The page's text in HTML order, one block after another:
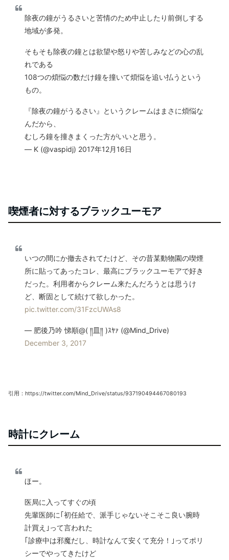
除夜の鐘がうるさいと苦情のため中止したり前倒しする
地域が多発。
そもそも除夜の鐘とは欲望や怒りや苦しみなどの心の乱
れである
108つの煩悩の数だけ鐘を撞いて煩悩を追い払うという
もの。
『除夜の鐘がうるさい』というクレームはまさに煩悩な
んだから、
むしろ鐘を撞きまくった方がいいと思う。
— K (@vaspidj) 2017年12月16日
喫煙者に対するブラックユーモア
いつの間にか撤去されてたけど、その昔某動物園の喫煙
所に貼ってあったコレ、最高にブラックユーモアで好き
だった。利用者からクレーム来たんだろうとは思うけ
ど、断固として続けて欲しかった。
pic.twitter.com/31FzcUWAs8
— 肥後乃吟 悌順@( ༎皿༎ )ｽﾔｧ (@Mind_Drive)
December 3, 2017
引用：https://twitter.com/Mind_Drive/status/937190494467080193
時計にクレーム
ほー。
医局に入ってすぐの頃
先輩医師に｢初任給で、派手じゃないそこそこ良い腕時
計買え｣って言われた
｢診療中は邪魔だし、時計なんて安くて充分！｣ってポリ
シーでやってきたけど